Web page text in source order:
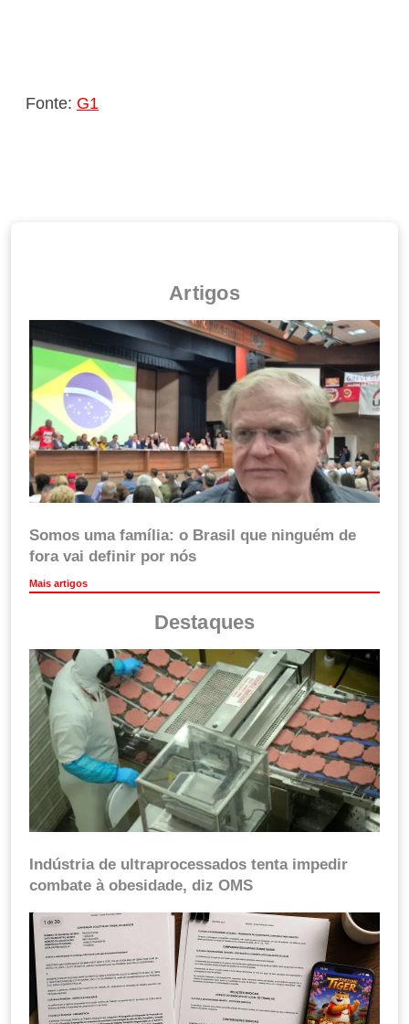
Fonte: G1
Artigos
Somos uma família: o Brasil que ninguém de
fora vai definir por nós
Mais artigos
Destaques
Indústria de ultraprocessados tenta impedir
combate à obesidade, diz OMS